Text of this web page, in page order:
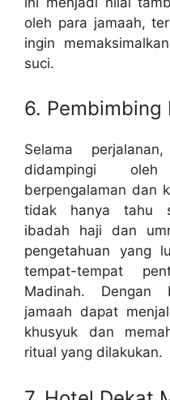
oleh para jamaah,
ingin
suci.
6. Pembimbing
Selama
didampingi
berpengalaman dan
tidak hanya tahu
ibadah haji dan
pengetahuan yang
tempat-tempat
Madinah. Dengan
jamaah dapat
khusyuk dan
ritual yang dilakukan.